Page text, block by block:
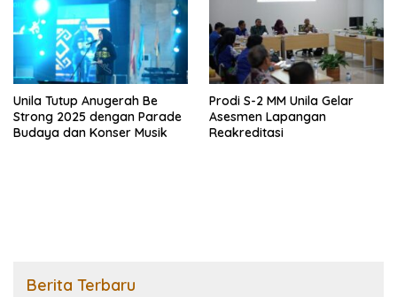
Unila Tutup Anugerah Be
Strong 2025 dengan Parade
Budaya dan Konser Musik
Prodi S-2 MM Unila Gelar
Asesmen Lapangan
Reakreditasi
Berita Terbaru